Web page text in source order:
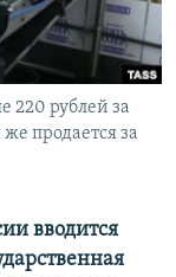
220 рублей за
продается за
вводится